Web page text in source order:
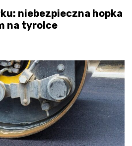
niebezpieczna hopka
na tyrolce